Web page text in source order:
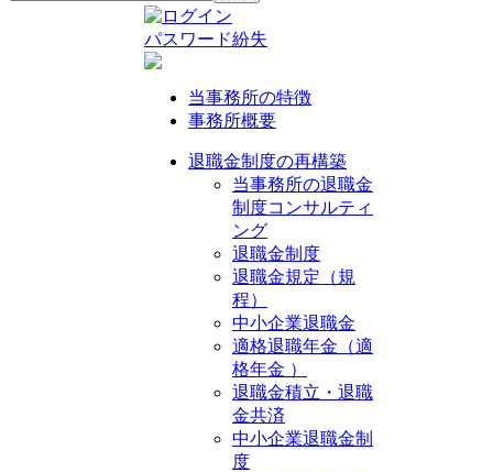
パスワード紛失
当事務所の特徴
事務所概要
退職金制度の再構築
当事務所の退職金
制度コンサルティ
ング
退職金制度
退職金規定（規
程）
中小企業退職金
適格退職年金（適
格年金 ）
退職金積立・退職
金共済
中小企業退職金制
度